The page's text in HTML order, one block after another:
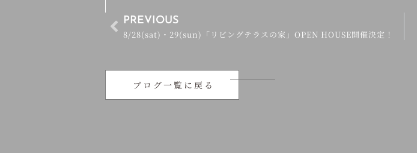
PREVIOUS
8/28(sat)・29(sun)「リビングテラスの家」OPEN HOUSE開催決定！
ブログ一覧に戻る